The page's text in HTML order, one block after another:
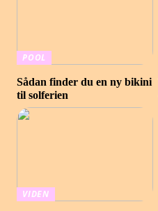
POOL
Sådan finder du en ny bikini
til solferien
VIDEN